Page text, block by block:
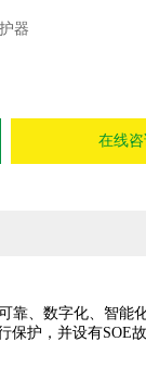
器
在线咨
靠、数字化、智能
护，并设有SOE